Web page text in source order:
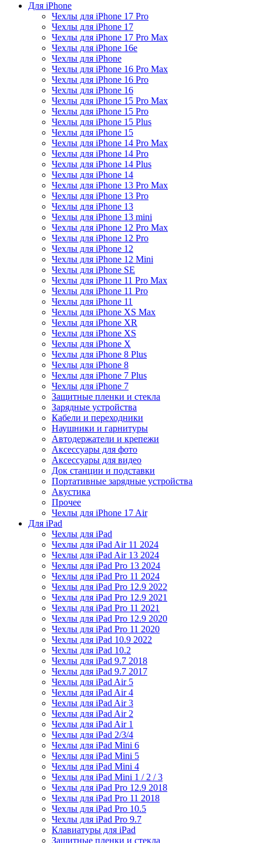
Для iPhone
Чехлы для iPhone 17 Pro
Чехлы для iPhone 17
Чехлы для iPhone 17 Pro Max
Чехлы для iPhone 16e
Чехлы для iPhone
Чехлы для iPhone 16 Pro Max
Чехлы для iPhone 16 Pro
Чехлы для iPhone 16
Чехлы для iPhone 15 Pro Max
Чехлы для iPhone 15 Pro
Чехлы для iPhone 15 Plus
Чехлы для iPhone 15
Чехлы для iPhone 14 Pro Max
Чехлы для iPhone 14 Pro
Чехлы для iPhone 14 Plus
Чехлы для iPhone 14
Чехлы для iPhone 13 Pro Max
Чехлы для iPhone 13 Pro
Чехлы для iPhone 13
Чехлы для iPhone 13 mini
Чехлы для iPhone 12 Pro Max
Чехлы для iPhone 12 Pro
Чехлы для iPhone 12
Чехлы для iPhone 12 Mini
Чехлы для iPhone SE
Чехлы для iPhone 11 Pro Max
Чехлы для iPhone 11 Pro
Чехлы для iPhone 11
Чехлы для iPhone XS Max
Чехлы для iPhone XR
Чехлы для iPhone XS
Чехлы для iPhone X
Чехлы для iPhone 8 Plus
Чехлы для iPhone 8
Чехлы для iPhone 7 Plus
Чехлы для iPhone 7
Защитные пленки и стекла
Зарядные устройства
Кабели и переходники
Наушники и гарнитуры
Автодержатели и крепежи
Аксессуары для фото
Аксессуары для видео
Док станции и подставки
Портативные зарядные устройства
Акустика
Прочее
Чехлы для iPhone 17 Air
Для iPad
Чехлы для iPad
Чехлы для iPad Air 11 2024
Чехлы для iPad Air 13 2024
Чехлы для iPad Pro 13 2024
Чехлы для iPad Pro 11 2024
Чехлы для iPad Pro 12.9 2022
Чехлы для iPad Pro 12.9 2021
Чехлы для iPad Pro 11 2021
Чехлы для iPad Pro 12.9 2020
Чехлы для iPad Pro 11 2020
Чехлы для iPad 10.9 2022
Чехлы для iPad 10.2
Чехлы для iPad 9.7 2018
Чехлы для iPad 9.7 2017
Чехлы для iPad Air 5
Чехлы для iPad Air 4
Чехлы для iPad Air 3
Чехлы для iPad Air 2
Чехлы для iPad Air 1
Чехлы для iPad 2/3/4
Чехлы для iPad Mini 6
Чехлы для iPad Mini 5
Чехлы для iPad Mini 4
Чехлы для iPad Mini 1 / 2 / 3
Чехлы для iPad Pro 12.9 2018
Чехлы для iPad Pro 11 2018
Чехлы для iPad Pro 10.5
Чехлы для iPad Pro 9.7
Клавиатуры для iPad
Защитные пленки и стекла